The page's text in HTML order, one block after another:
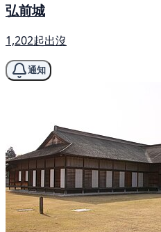
弘前城
1,202起出沒
通知